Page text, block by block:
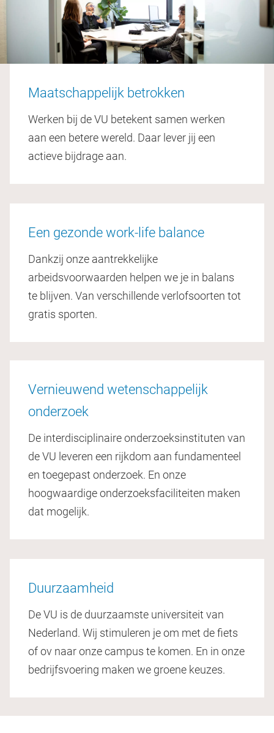
Maatschappelijk betrokken
Werken bij de VU betekent samen werken
aan een betere wereld. Daar lever jij een
actieve bijdrage aan.
Een gezonde work-life balance
Dankzij onze aantrekkelijke
arbeidsvoorwaarden helpen we je in balans
te blijven. Van verschillende verlofsoorten tot
gratis sporten.
Vernieuwend wetenschappelijk
onderzoek
De interdisciplinaire onderzoeksinstituten van
de VU leveren een rijkdom aan fundamenteel
en toegepast onderzoek. En onze
hoogwaardige onderzoeksfaciliteiten maken
dat mogelijk.
Duurzaamheid
De VU is de duurzaamste universiteit van
Nederland. Wij stimuleren je om met de fiets
of ov naar onze campus te komen. En in onze
bedrijfsvoering maken we groene keuzes.